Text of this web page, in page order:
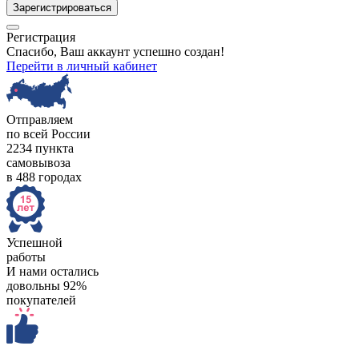
Зарегистрироваться
Регистрация
Спасибо, Ваш аккаунт успешно создан!
Перейти в личный кабинет
Отправляем
по всей России
2234 пункта
самовывоза
в 488 городах
Успешной
работы
И нами остались
довольны 92%
покупателей